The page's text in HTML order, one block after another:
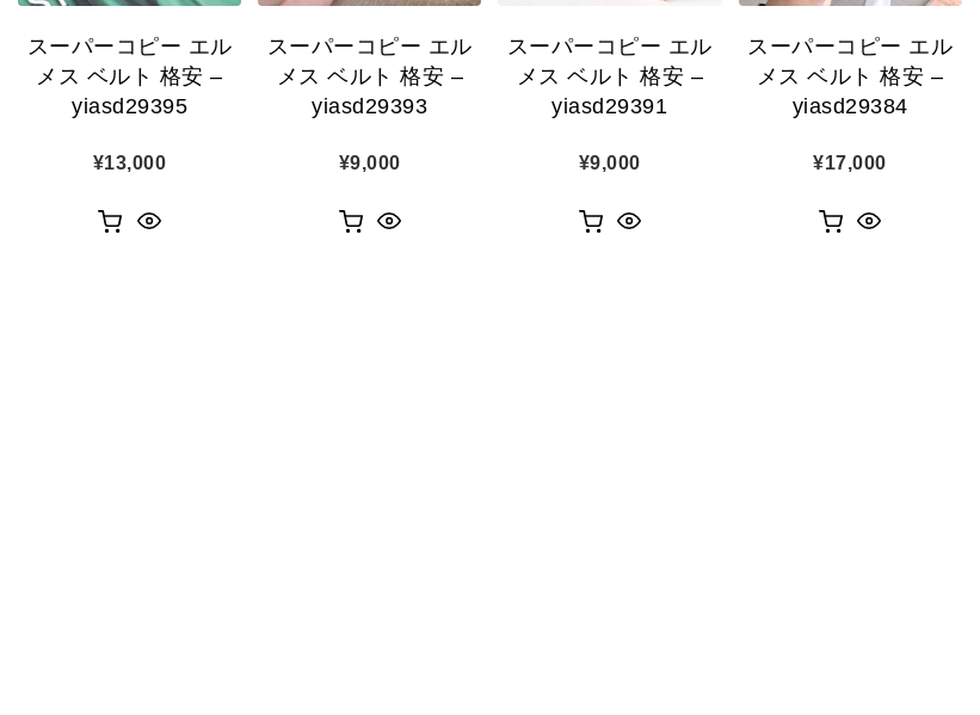
スーパーコピー エル
メス ベルト 格安 –
yiasd29395
¥13,000
スーパーコピー エル
メス ベルト 格安 –
yiasd29393
¥9,000
スーパーコピー エル
メス ベルト 格安 –
yiasd29391
¥9,000
スーパーコピー エル
メス ベルト 格安 –
yiasd29384
¥17,000